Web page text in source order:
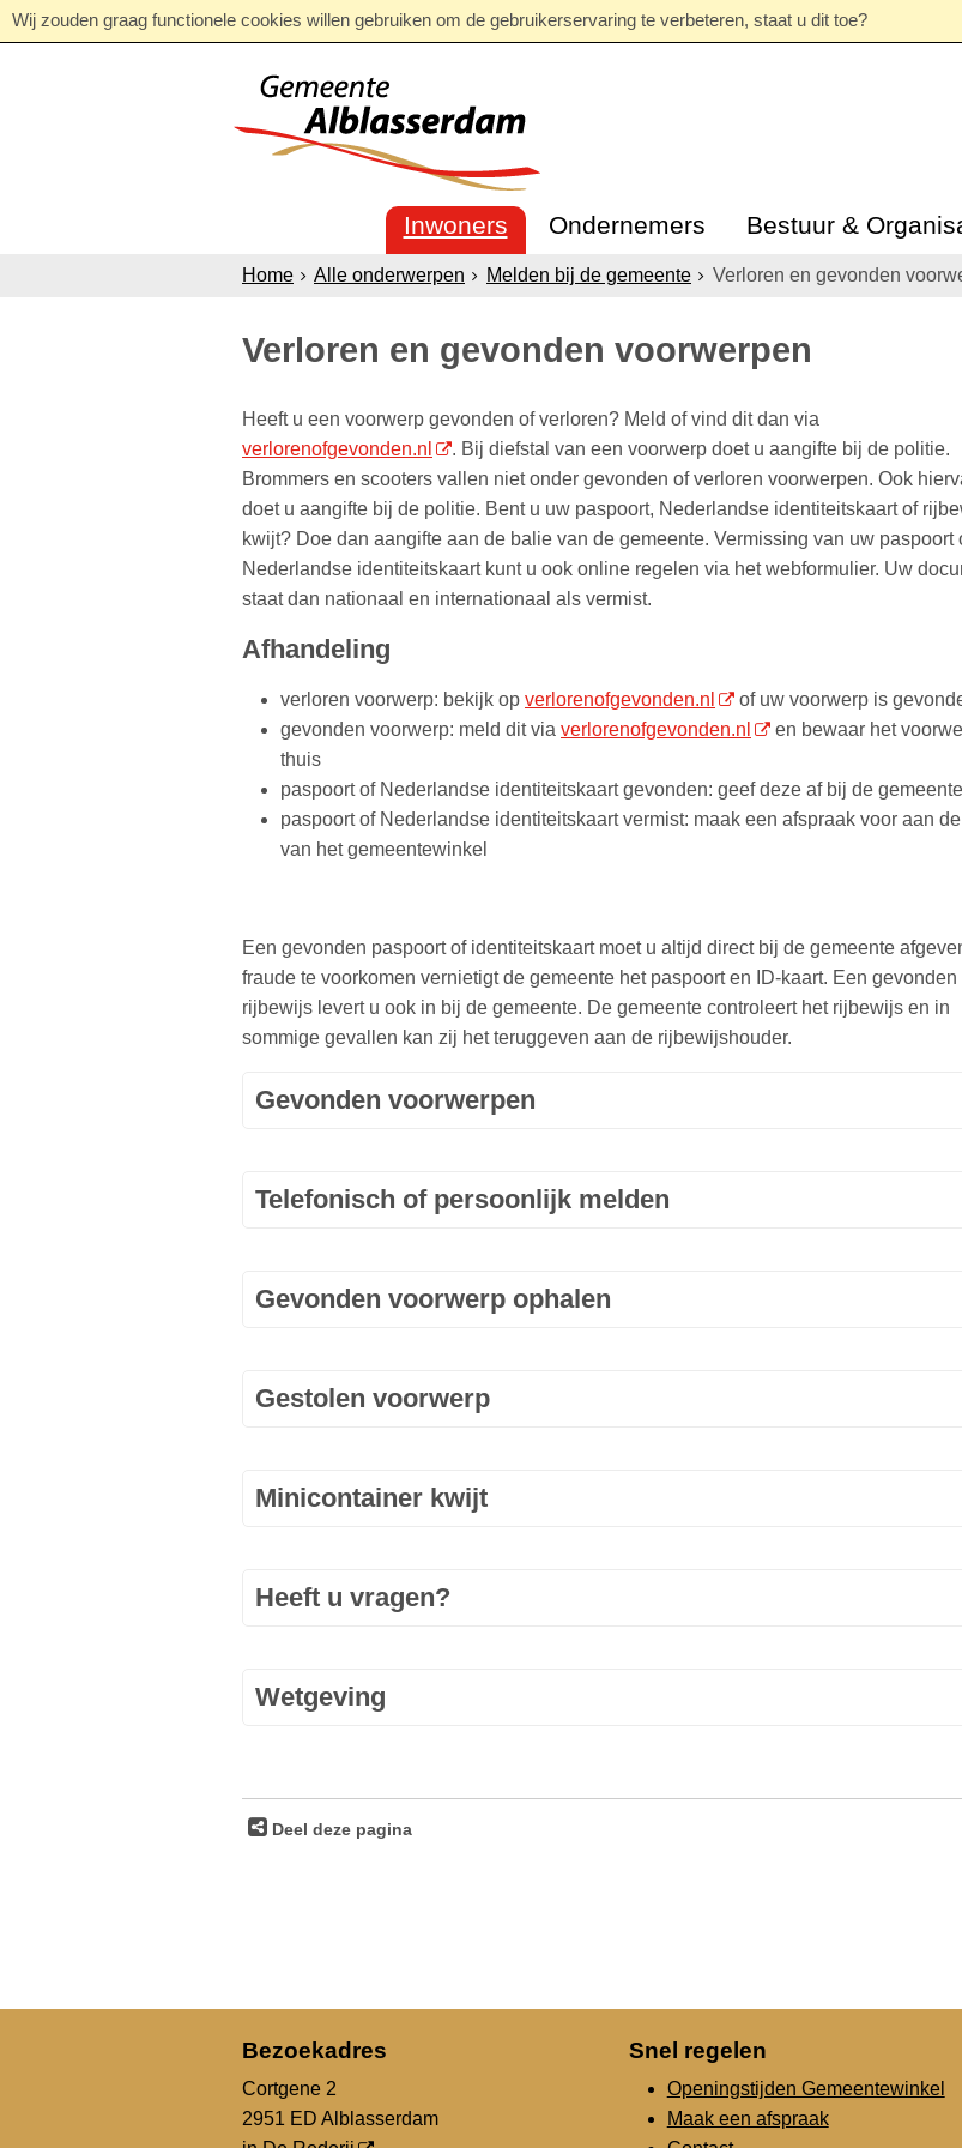
Wij zouden graag functionele cookies willen gebruiken om de gebruikerservaring te verbeteren, staat u dit toe?
Inwoners Ondernemers Bestuur &
Home Alle onderwerpen Melden bij de gemeente Verloren en gevonden
Verloren en gevonden voorwerpen
Heeft u een voorwerp gevonden of verloren? Meld of vind dit dan via
verlorenofgevonden.nl
. Bij diefstal van een voorwerp doet u aangifte bij de politie.
Brommers en scooters vallen niet onder gevonden of verloren voorwerpen. Ook
doet u aangifte bij de politie. Bent u uw paspoort, Nederlandse identiteitskaart of
kwijt? Doe dan aangifte aan de balie van de gemeente. Vermissing van uw paspoort
Nederlandse identiteitskaart kunt u ook online regelen via het webformulier. Uw
staat dan nationaal en internationaal als vermist.
Afhandeling
verloren voorwerp: bekijk op verlorenofgevonden.nl
of uw voorwerp is
gevonden voorwerp: meld dit via verlorenofgevonden.nl
en bewaar het
thuis
paspoort of Nederlandse identiteitskaart gevonden: geef deze af bij de gemeente
paspoort of Nederlandse identiteitskaart vermist: maak een afspraak voor aan
van het gemeentewinkel
Een gevonden paspoort of identiteitskaart moet u altijd direct bij de gemeente
fraude te voorkomen vernietigt de gemeente het paspoort en ID-kaart. Een gevonden
rijbewijs levert u ook in bij de gemeente. De gemeente controleert het rijbewijs en in
sommige gevallen kan zij het teruggeven aan de rijbewijshouder.
Gevonden voorwerpen
Telefonisch of persoonlijk melden
Gevonden voorwerp ophalen
Gestolen voorwerp
Minicontainer kwijt
Heeft u vragen?
Wetgeving
Deel deze pagina
Bezoekadres
Cortgene 2
2951 ED Alblasserdam
Snel regelen
Openingstijden Gemeentewinkel
Maak een afspraak